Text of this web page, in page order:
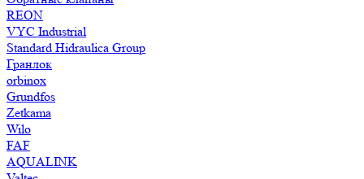
REON
VYC Industrial
Standard Hidraulica Group
Гранлок
orbinox
Grundfos
Zetkama
Wilo
FAF
AQUALINK